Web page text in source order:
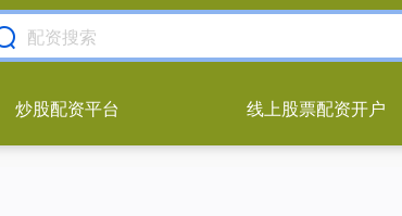
炒股配资平台 线上股票配资开户